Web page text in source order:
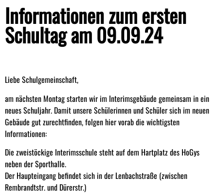
Informationen zum ersten
Schultag am 09.09.24
Liebe Schulgemeinschaft,
am nächsten Montag starten wir im Interimsgebäude gemeinsam in ein
neues Schuljahr. Damit unsere Schülerinnen und Schüler sich im neuen
Gebäude gut zurechtfinden, folgen hier vorab die wichtigsten
Informationen:
Die zweistöckige Interimsschule steht auf dem Hartplatz des HoGys
neben der Sporthalle.
Der Haupteingang befindet sich in der Lenbachstraße (zwischen
Rembrandtstr. und Dürerstr.)